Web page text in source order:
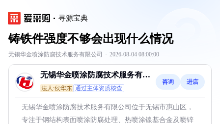
寻源宝典
铸铁件强度不够会出现什么情况
无锡华金喷涂防腐技术服务有限公司 · 2026-08-04 08:00:00
无锡华金喷涂防腐技术服务有限
公司
法人:侯华东 通过主体资质核查
咨询 进店
无锡华金喷涂防腐技术服务有限公司位于无锡市惠山区，
专注于钢结构表面喷涂防腐处理、热喷涂镍基合金及喷锌